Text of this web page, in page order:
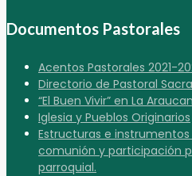
Documentos Pastorales
Acentos Pastorales 2021-
Directorio de Pastoral
“El Buen Vivir” en La
Iglesia y Pueblos Originarios
Estructuras e
comunión y participación
parroquial.